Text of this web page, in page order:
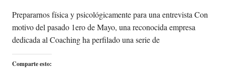
Prepararnos física y psicológicamente para una entrevista Con
motivo del pasado 1ero de Mayo, una reconocida empresa
dedicada al Coaching ha perfilado una serie de
Comparte esto: